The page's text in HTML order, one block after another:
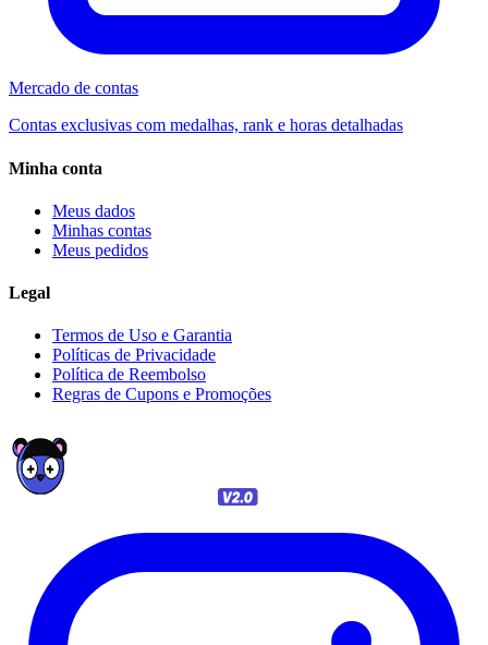
Mercado de contas
Contas exclusivas com medalhas, rank e horas detalhadas
Minha conta
Meus dados
Minhas contas
Meus pedidos
Legal
Termos de Uso e Garantia
Políticas de Privacidade
Política de Reembolso
Regras de Cupons e Promoções